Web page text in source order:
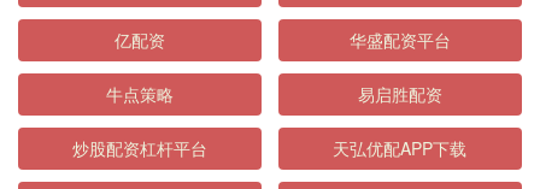
亿配资 华盛配资平台
牛点策略 易启胜配资
炒股配资杠杆平台 天弘优配APP下载